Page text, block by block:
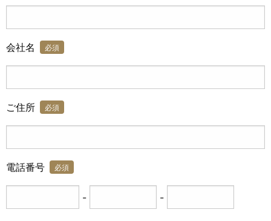
会社名 必須
ご住所 必須
電話番号 必須
- -